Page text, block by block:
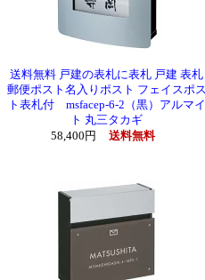
送料無料 戸建の表札に表札 戸建 表札
郵便ポスト名入りポスト フェイスポス
ト表札付 msfacep-6-2（黒）アルマイ
ト 丸三タカギ
58,400円
送料無料